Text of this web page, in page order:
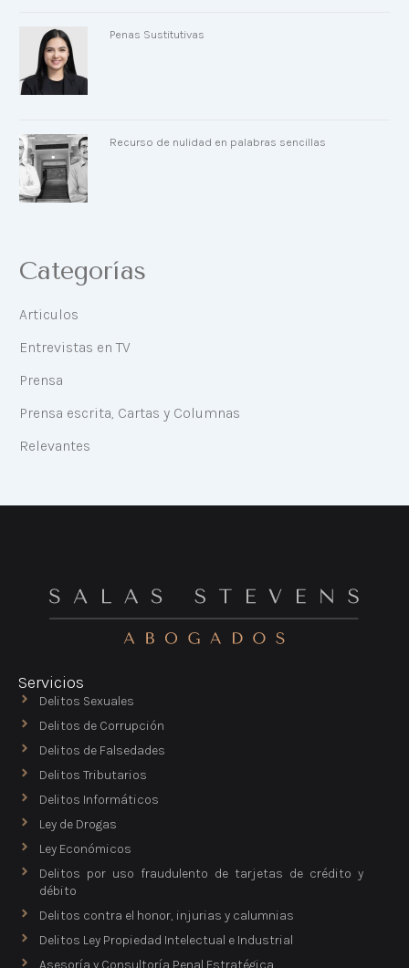
Penas Sustitutivas
Recurso de nulidad en palabras sencillas
Categorías
Articulos
Entrevistas en TV
Prensa
Prensa escrita, Cartas y Columnas
Relevantes
Servicios
Delitos Sexuales
Delitos de Corrupción
Delitos de Falsedades
Delitos Tributarios
Delitos Informáticos
Ley de Drogas
Ley Económicos
Delitos por uso fraudulento de tarjetas de crédito y
débito
Delitos contra el honor, injurias y calumnias
Delitos Ley Propiedad Intelectual e Industrial
Asesoría y Consultoría Penal Estratégica